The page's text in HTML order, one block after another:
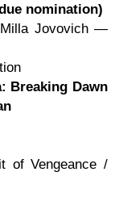
nomination)
Jovovich —
Breaking Dawn
of Vengeance /